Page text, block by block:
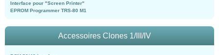
Interface pour "Screen Printer"
EPROM Programmer TRS-80 M1
Accessoires Clones 1/III/IV